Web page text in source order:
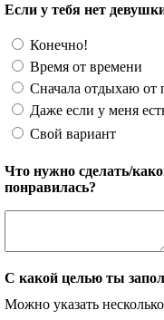
Если у тебя нет
Конечно!
Время от времени
Сначала отдыхаю от
Даже если у меня
Свой вариант
Что нужно сделать/
понравилась?
С какой целью ты
Можно указать